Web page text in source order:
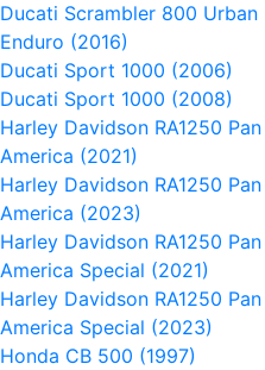
Ducati Scrambler 800 Urban
Enduro (2016)
Ducati Sport 1000 (2006)
Ducati Sport 1000 (2008)
Harley Davidson RA1250 Pan
America (2021)
Harley Davidson RA1250 Pan
America (2023)
Harley Davidson RA1250 Pan
America Special (2021)
Harley Davidson RA1250 Pan
America Special (2023)
Honda CB 500 (1997)